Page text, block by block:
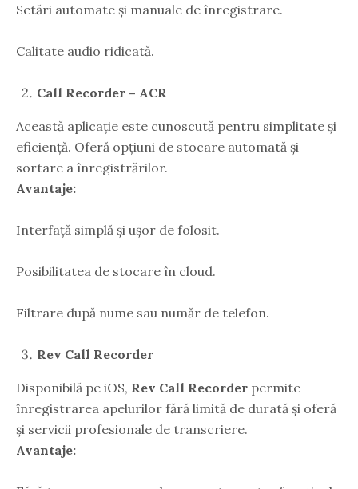
Setări automate și manuale de înregistrare.
Calitate audio ridicată.
Call Recorder – ACR
Această aplicație este cunoscută pentru simplitate și
eficiență. Oferă opțiuni de stocare automată și
sortare a înregistrărilor.
Avantaje:
Interfață simplă și ușor de folosit.
Posibilitatea de stocare în cloud.
Filtrare după nume sau număr de telefon.
Rev Call Recorder
Disponibilă pe iOS, Rev Call Recorder permite
înregistrarea apelurilor fără limită de durată și oferă
și servicii profesionale de transcriere.
Avantaje: